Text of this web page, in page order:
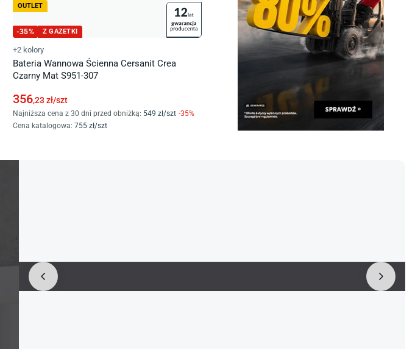
OUTLET
-35% Z GAZETKI
+2 kolory
Bateria Wannowa Ścienna Cersanit Crea
Czarny Mat S951-307
356,23zł/szt
Najniższa cena z 30 dni przed obniżką: 549 zł/szt -35%
Cena katalogowa: 755 zł/szt